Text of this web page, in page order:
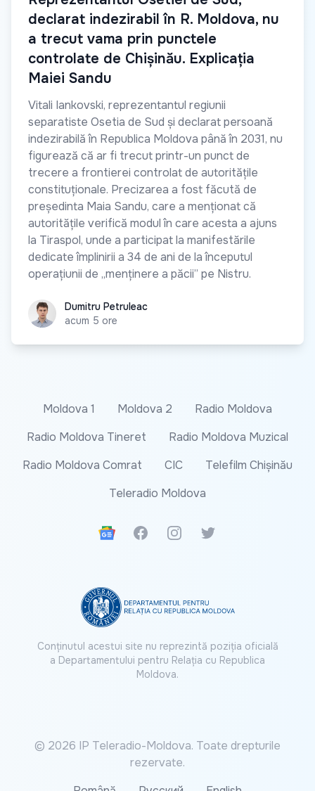
declarat indezirabil în R. Moldova, nu
a trecut vama prin punctele
controlate de Chișinău. Explicația
Maiei Sandu
Vitali Iankovski, reprezentantul regiunii
separatiste Osetia de Sud și declarat persoană
indezirabilă în Republica Moldova până în 2031, nu
figurează că ar fi trecut printr-un punct de
trecere a frontierei controlat de autoritățile
constituționale. Precizarea a fost făcută de
președinta Maia Sandu, care a menționat că
autoritățile verifică modul în care acesta a ajuns
la Tiraspol, unde a participat la manifestările
dedicate împlinirii a 34 de ani de la începutul
operațiunii de „menținere a păcii” pe Nistru.
Dumitru Petruleac
Dumitru Petruleac
acum 5 ore
Moldova 1 Moldova 2
Radio Moldova
Radio Moldova Tineret
Radio Moldova Muzical
Radio Moldova Comrat
CIC
Telefilm Chișinău
Teleradio Moldova
Google News
FacebookInstagramTwitter
Conținutul acestui site nu reprezintă poziția oficială
a Departamentului pentru Relația cu Republica
Moldova.
© 2026 IP Teleradio-Moldova. Toate drepturile
rezervate.